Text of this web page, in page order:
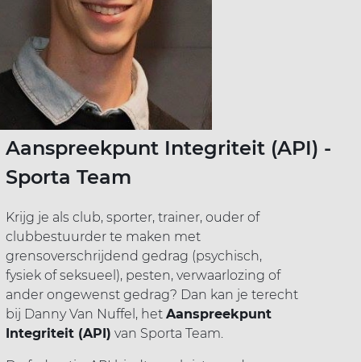
Aanspreekpunt Integriteit (API) -
Sporta Team
Krijg je als club, sporter, trainer, ouder of
clubbestuurder te maken met
grensoverschrijdend gedrag (psychisch,
fysiek of seksueel), pesten, verwaarlozing of
ander ongewenst gedrag? Dan kan je terecht
bij Danny Van Nuffel, het Aanspreekpunt
Integriteit (API) van Sporta Team.